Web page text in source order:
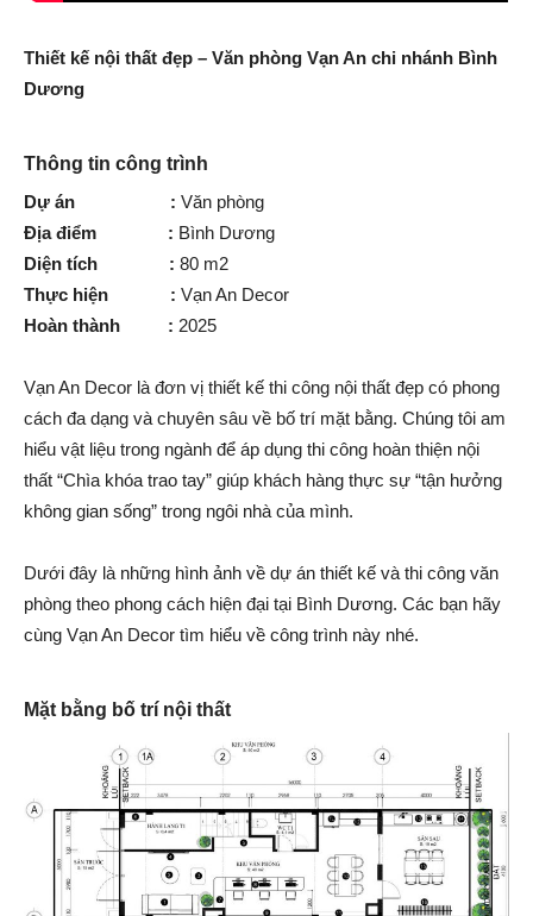
Thiết kế nội thất đẹp – Văn phòng Vạn An chi nhánh Bình
Dương
Thông tin công trình
Dự án :Văn phòng
Địa điểm : Bình Dương
Diện tích :80 m2
Thực hiện :Vạn An Decor
Hoàn thành : 2025
Vạn An Decor là đơn vị thiết kế thi công nội thất đẹp có phong
cách đa dạng và chuyên sâu về bố trí mặt bằng. Chúng tôi am
hiểu vật liệu trong ngành để áp dụng thi công hoàn thiện nội
thất “Chìa khóa trao tay” giúp khách hàng thực sự “tận hưởng
không gian sống” trong ngôi nhà của mình.
Dưới đây là những hình ảnh về dự án thiết kế và thi công văn
phòng theo phong cách hiện đại tại Bình Dương. Các bạn hãy
cùng Vạn An Decor tìm hiểu về công trình này nhé.
Mặt bằng bố trí nội thất